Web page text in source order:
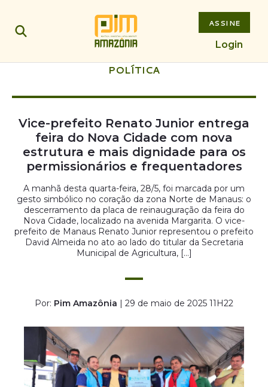
ASSINE
Login
POLÍTICA
Vice-prefeito Renato Junior entrega
feira do Nova Cidade com nova
estrutura e mais dignidade para os
permissionários e frequentadores
A manhã desta quarta-feira, 28/5, foi marcada por um
gesto simbólico no coração da zona Norte de Manaus: o
descerramento da placa de reinauguração da feira do
Nova Cidade, localizado na avenida Margarita. O vice-
prefeito de Manaus Renato Junior representou o prefeito
David Almeida no ato ao lado do titular da Secretaria
Municipal de Agricultura, […]
Por: Pim Amazônia | 29 de maio de 2025 11H22